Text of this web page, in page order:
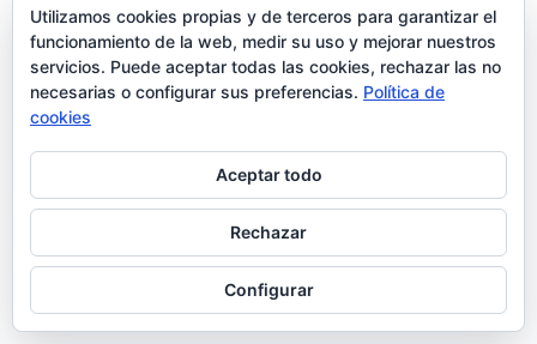
10 11 12 13 14 15 16
17 18 19 20 21 22 23
24 25 26 27 28 29 30
31
« Feb
Utilizamos cookies propias y de terceros para garantizar el
funcionamiento de la web, medir su uso y mejorar nuestros
servicios. Puede aceptar todas las cookies, rechazar las no
necesarias o configurar sus preferencias. Política de
cookies
Aceptar todo
Rechazar
Configurar